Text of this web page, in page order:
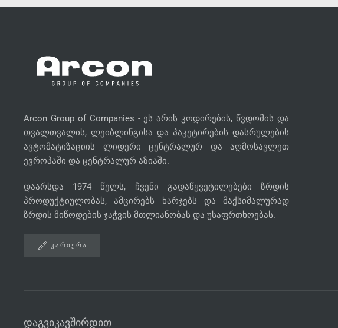
Arcon Group of Companies - ეს არის კოდირების, წვდომის და
თვალთვალის, ლეიბლინგისა და პაკეტირების დასრულების
ავტომატიზაციის ლიდერი ცენტრალურ და აღმოსავლეთ
ევროპაში და ცენტრალურ აზიაში.
დაარსდა 1974 წელს, ჩვენი გადაწყვეტილებები ზრდის
პროდუქტიულობას, ამცირებს ხარჯებს და მაქსიმალურად
ზრდის მიწოდების ჯაჭვის მთლიანობას და უსაფრთხოებას.
ᲙᲐᲠᲘᲔᲠᲐ
დაგვიკავშირდით